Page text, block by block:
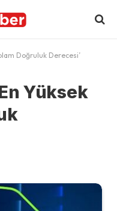
Doğruluk Derecesi’
Yüksek